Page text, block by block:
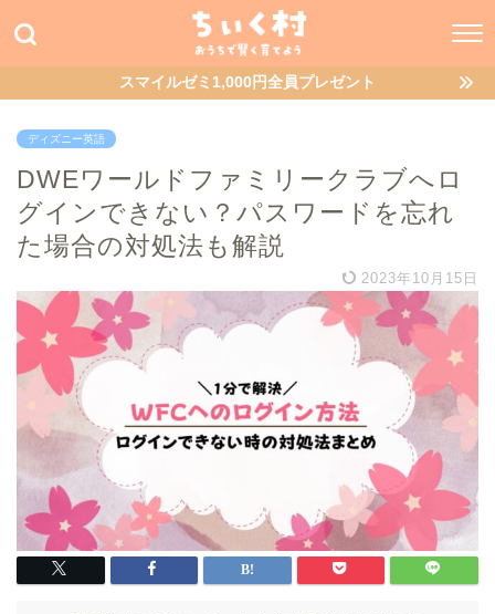
スマイルゼミ1,000円全員プレゼント
ディズニー英語
DWEワールドファミリークラブへロ
グインできない？パスワードを忘れ
た場合の対処法も解説
2023年10月15日